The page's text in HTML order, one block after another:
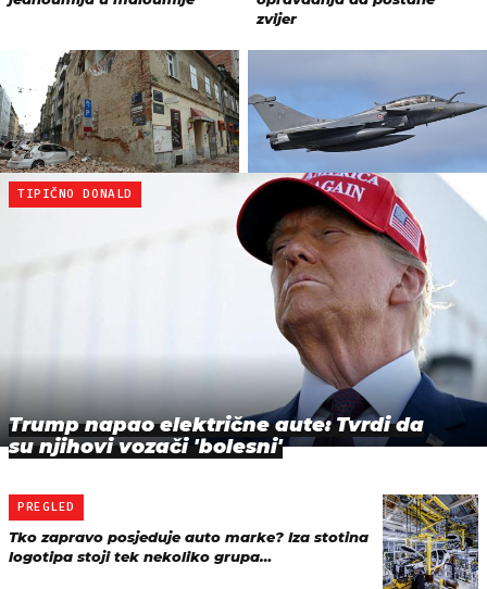
TIPIČNO DONALD
Trump napao električne aute: Tvrdi da
su njihovi vozači 'bolesni'
PREGLED
Tko zapravo posjeduje auto marke? Iza stotina
logotipa stoji tek nekoliko grupa…